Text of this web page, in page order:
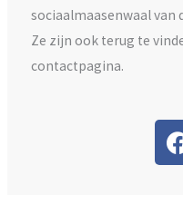
sociaalmaasenwaal van
Ze zijn ook terug te
contactpagina.